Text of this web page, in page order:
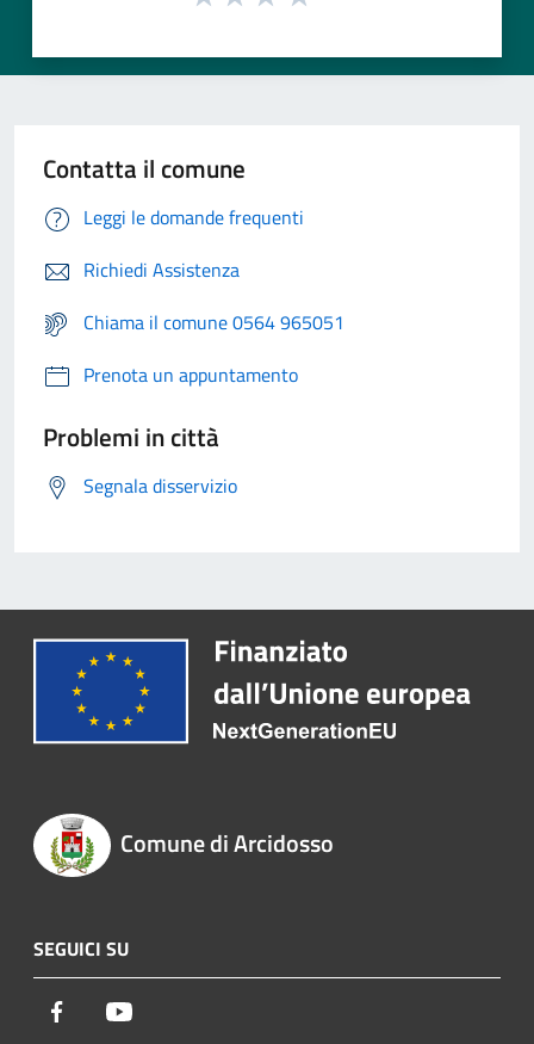
Contatta il comune
Leggi le domande frequenti
Richiedi Assistenza
Chiama il comune 0564 965051
Prenota un appuntamento
Problemi in città
Segnala disservizio
Comune di Arcidosso
SEGUICI SU
Facebook